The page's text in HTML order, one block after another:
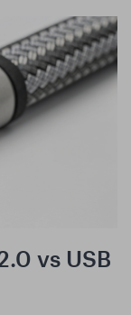
vs USB